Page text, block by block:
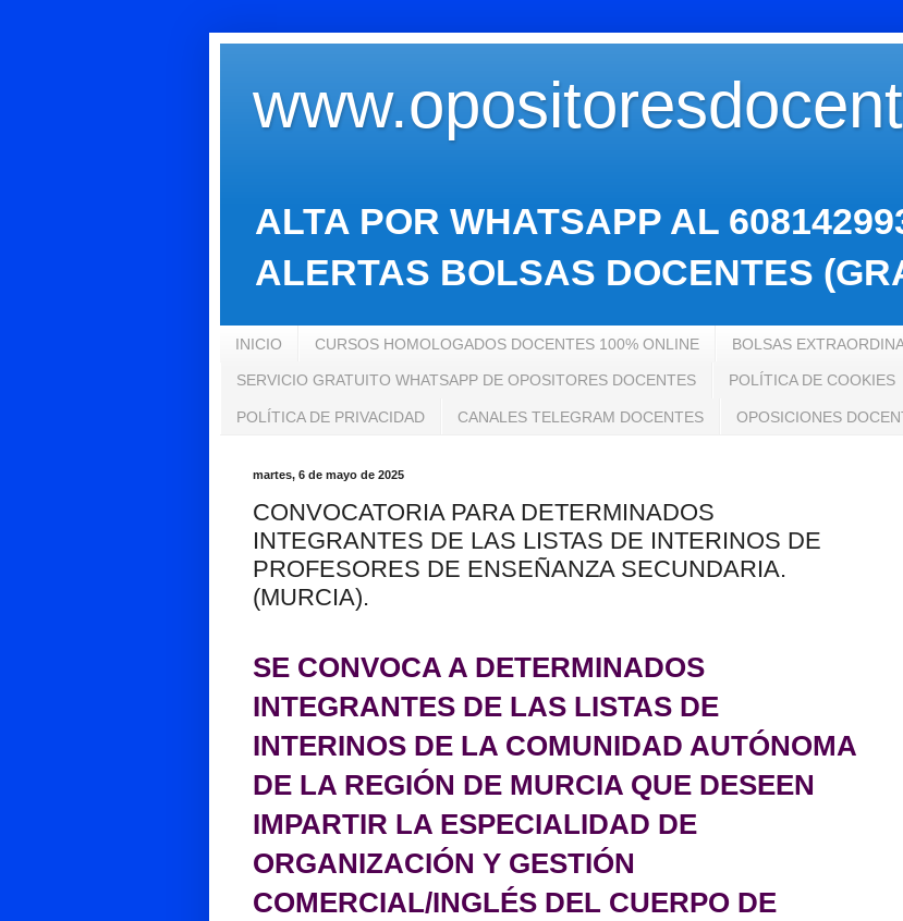
ALTA POR WHATSAPP AL
ALERTAS BOLSAS DOCENTES
INICIO CURSOS HOMOLOGADOS DOCENTES 100% ONLINE BOLSAS
SERVICIO GRATUITO WHATSAPP DE OPOSITORES DOCENTES POLÍTICA DE COOKIES
POLÍTICA DE PRIVACIDAD CANALES TELEGRAM DOCENTES OPOSICIONES
martes, 6 de mayo de 2025
CONVOCATORIA PARA DETERMINADOS
INTEGRANTES DE LAS LISTAS DE INTERINOS DE
PROFESORES DE ENSEÑANZA SECUNDARIA.
(MURCIA).
SE CONVOCA A DETERMINADOS
INTEGRANTES DE LAS LISTAS DE
INTERINOS DE LA COMUNIDAD AUTÓNOMA
DE LA REGIÓN DE MURCIA QUE DESEEN
IMPARTIR LA ESPECIALIDAD DE
ORGANIZACIÓN Y GESTIÓN
COMERCIAL/INGLÉS DEL CUERPO DE